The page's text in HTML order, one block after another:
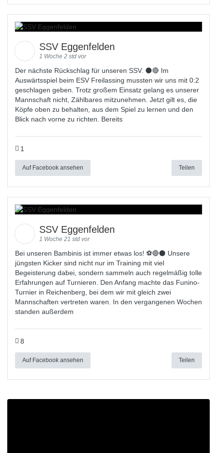
SSV Eggenfelden
1 Woche 2 std vor
Der nächste Rückschlag für unseren SSV. ⚫🔴 Im
Auswärtsspiel beim ESV Freilassing mussten wir uns mit 0:2
geschlagen geben. Trotz großem Einsatz gelang es unserer
Mannschaft nicht, Zählbares mitzunehmen. Jetzt gilt es, die
Köpfe oben zu behalten, aus dem Spiel zu lernen und den
Blick nach vorne zu richten. Bereits
1
Auf Facebook ansehen Teilen
SSV Eggenfelden
1 Woche 21 std vor
Bei unseren Bambinis ist immer etwas los! ⚽️🔴⚫ Unsere
jüngsten Kicker sind nicht nur im Training mit viel
Begeisterung dabei, sondern sammeln auch regelmäßig tolle
Erfahrungen auf Turnieren. Den Anfang machte das Funino-
Turnier in Reichenberg, bei dem wir mit gleich zwei
Mannschaften vertreten waren. In den vergangenen Wochen
standen außerdem
8
Auf Facebook ansehen Teilen